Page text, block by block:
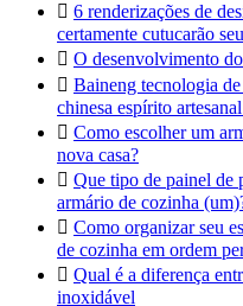
 6 renderizações de
certamente cutucarão
 O desenvolvimento
 Baineng tecnologia
chinesa espírito
 Como escolher um
nova casa?
 Que tipo de painel de
armário de cozinha
 Como organizar seu
de cozinha em ordem
 Qual é a diferença
inoxidável